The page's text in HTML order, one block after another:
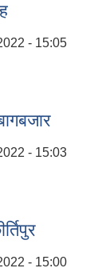
- 15:05
- 15:03
- 15:00